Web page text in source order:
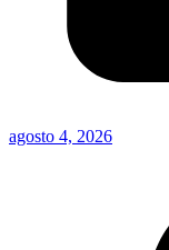
agosto 4, 2026